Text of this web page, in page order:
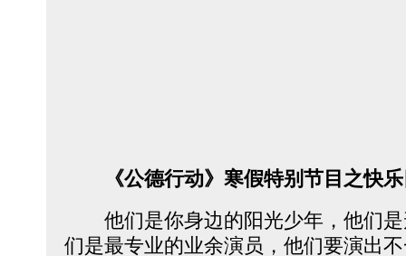
《公德行动》寒假特别节目之快
他们是你身边的阳光少年，他们是
们是最专业的业余演员，他们要演出